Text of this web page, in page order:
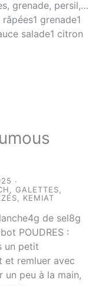
grenade, persil,…
grenade1
salade1 citron
,GALETTES,
KEMIAT
de sel8g
POUDRES :
un petit
et remluer avec
un peu à la main,